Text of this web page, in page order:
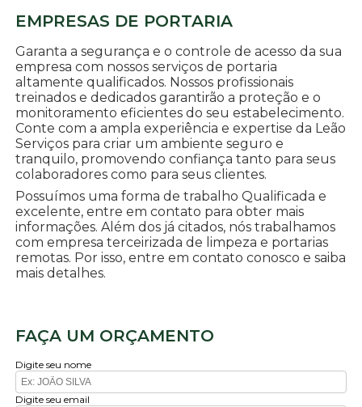
EMPRESAS DE PORTARIA
Garanta a segurança e o controle de acesso da sua
empresa com nossos serviços de portaria
altamente qualificados. Nossos profissionais
treinados e dedicados garantirão a proteção e o
monitoramento eficientes do seu estabelecimento.
Conte com a ampla experiência e expertise da Leão
Serviços para criar um ambiente seguro e
tranquilo, promovendo confiança tanto para seus
colaboradores como para seus clientes.
Possuímos uma forma de trabalho Qualificada e
excelente, entre em contato para obter mais
informações. Além dos já citados, nós trabalhamos
com empresa terceirizada de limpeza e portarias
remotas. Por isso, entre em contato conosco e saiba
mais detalhes.
FAÇA UM ORÇAMENTO
Digite seu nome
Digite seu email